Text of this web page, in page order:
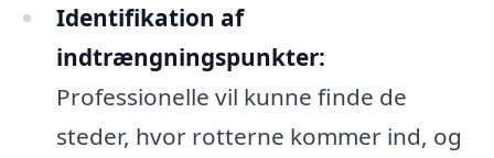
Identifikation af
indtrængningspunkter:
Professionelle vil kunne finde de
steder, hvor rotterne kommer ind, og